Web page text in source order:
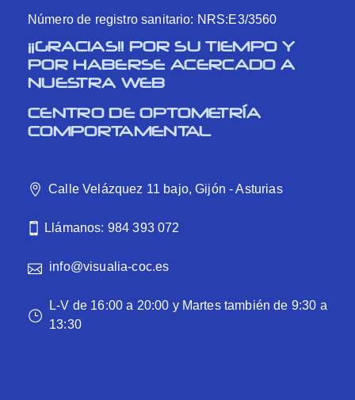
Número de registro sanitario: NRS:E3/3560
¡¡GRACIAS!! POR SU TIEMPO Y
POR HABERSE ACERCADO A
NUESTRA WEB
CENTRO DE OPTOMETRÍA
COMPORTAMENTAL
Calle Velázquez 11 bajo, Gijón - Asturias
Llámanos: 984 393 072
info@visualia-coc.es
L-V de 16:00 a 20:00 y Martes también de 9:30 a
13:30